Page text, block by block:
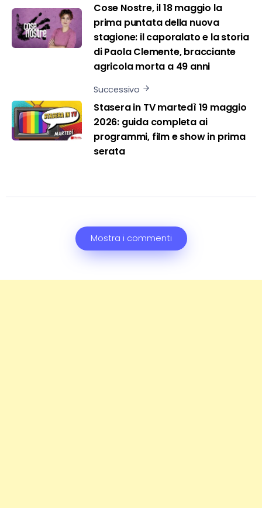
Cose Nostre, il 18 maggio la
prima puntata della nuova
stagione: il caporalato e la storia
di Paola Clemente, bracciante
agricola morta a 49 anni
Successivo
Stasera in TV martedì 19 maggio
2026: guida completa ai
programmi, film e show in prima
serata
Mostra i commenti